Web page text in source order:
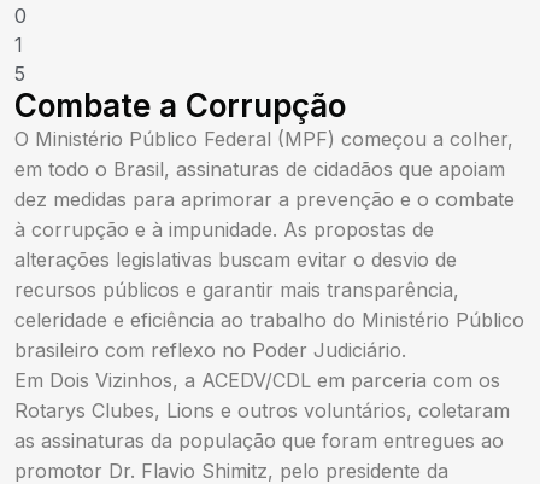
0
1
5
Combate a Corrupção
O Ministério Público Federal (MPF) começou a colher,
em todo o Brasil, assinaturas de cidadãos que apoiam
dez medidas para aprimorar a prevenção e o combate
à corrupção e à impunidade. As propostas de
alterações legislativas buscam evitar o desvio de
recursos públicos e garantir mais transparência,
celeridade e eficiência ao trabalho do Ministério Público
brasileiro com reflexo no Poder Judiciário.
Em Dois Vizinhos, a ACEDV/CDL em parceria com os
Rotarys Clubes, Lions e outros voluntários, coletaram
as assinaturas da população que foram entregues ao
promotor Dr. Flavio Shimitz, pelo presidente da